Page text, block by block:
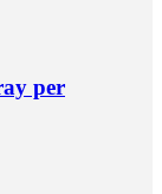
per